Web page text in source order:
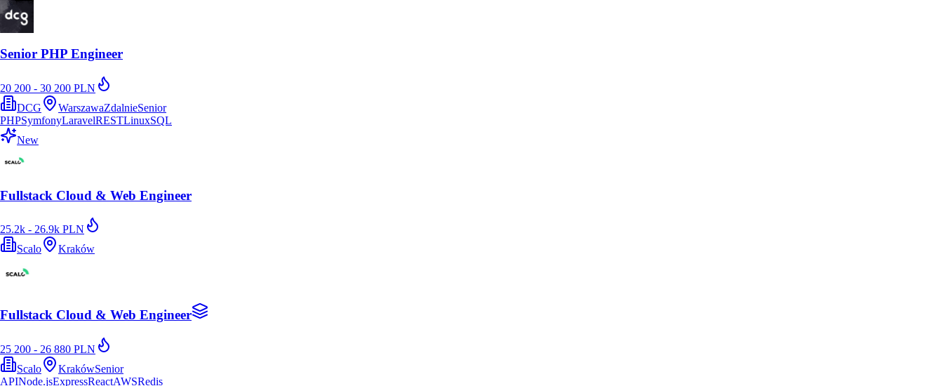
Senior PHP Engineer
20 200 - 30 200 PLN
DCG
WarszawaZdalnieSenior
PHPSymfonyLaravelRESTLinuxSQL
New
Fullstack Cloud & Web Engineer
25.2k - 26.9k PLN
Scalo
Kraków
Fullstack Cloud & Web Engineer
25 200 - 26 880 PLN
Scalo
KrakówSenior
APINode.jsExpressReactAWSRedis